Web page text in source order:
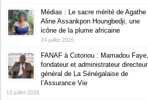
Médias : Le sacre mérité de Agathe
Aline Assankpon Houngbedji, une
icône de la plume africaine
24 juillet 2026
FANAF à Cotonou : Mamadou Faye,
fondateur et administrateur directeur
général de La Sénégalaise de
l’Assurance Vie
10 juillet 2026